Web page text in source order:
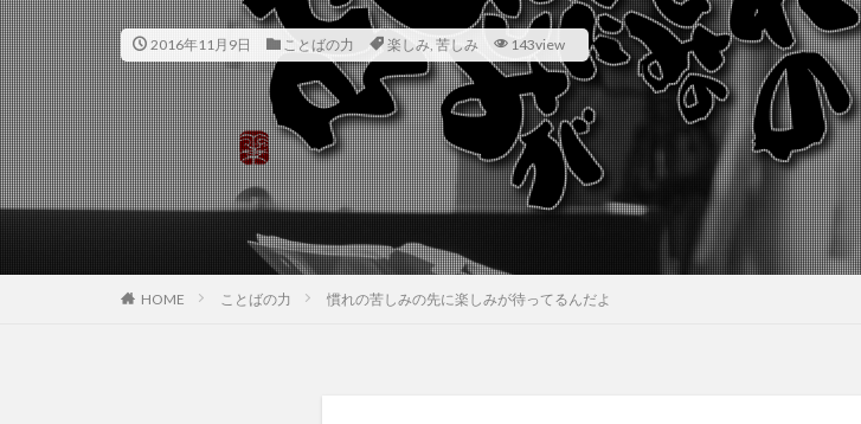
2016年11月9日 ことばの力 楽しみ, 苦しみ 143view
HOME ことばの力 慣れの苦しみの先に楽しみが待ってるんだよ